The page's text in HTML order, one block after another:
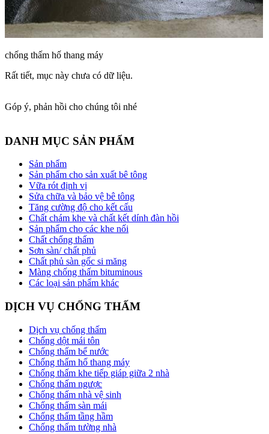
chống thấm hố thang máy
Rất tiết, mục này chưa có dữ liệu.
Góp ý, phản hồi cho chúng tôi nhé
DANH MỤC SẢN PHẨM
Sản phẩm
Sản phẩm cho sản xuất bê tông
Vữa rót định vị
Sửa chữa và bảo vệ bê tông
Tăng cường độ cho kết cấu
Chất chám khe và chất kết dính đàn hồi
Sản phẩm cho các khe nối
Chất chống thấm
Sơn sàn/ chất phủ
Chất phủ sàn gốc si măng
Màng chống thấm bituminous
Các loại sản phẩm khác
DỊCH VỤ CHỐNG THẤM
Dịch vụ chống thấm
Chống dột mái tôn
Chống thấm bể nước
Chống thấm hố thang máy
Chống thấm khe tiếp giáp giữa 2 nhà
Chống thấm ngược
Chống thấm nhà vệ sinh
Chống thấm sàn mái
Chống thấm tầng hầm
Chống thấm tường nhà